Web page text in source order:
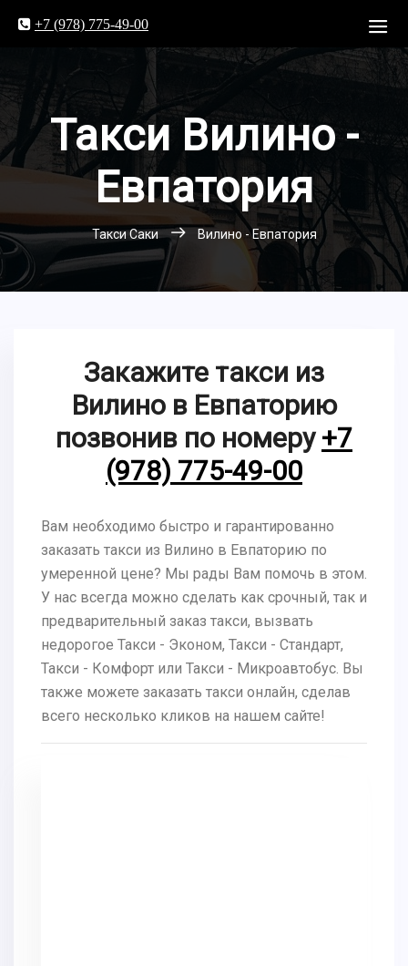
+7 (978) 775-49-00
Такси Вилино -
Евпатория
Такси Саки Вилино - Евпатория
Закажите такси из
Вилино в Евпаторию
позвонив по номеру +7
(978) 775-49-00
Вам необходимо быстро и гарантированно
заказать такси из Вилино в Евпаторию по
умеренной цене? Мы рады Вам помочь в этом.
У нас всегда можно сделать как срочный, так и
предварительный заказ такси, вызвать
недорогое Такси - Эконом, Такси - Стандарт,
Такси - Комфорт или Такси - Микроавтобус. Вы
также можете заказать такси онлайн, сделав
всего несколько кликов на нашем сайте!